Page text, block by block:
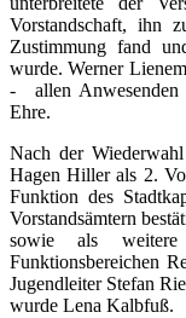
Vorstandschaft, ihn
Zustimmung fand
wurde. Werner
- allen Anwesenden
Ehre.
Nach der
Hagen Hiller als 2.
Funktion des
Vorstandsämtern
sowie als weitere
Funktionsbereichen
Jugendleiter Stefan
wurde Lena Kalbfuß.